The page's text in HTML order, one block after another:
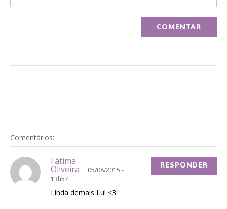
Comentários:
Fátima
Oliveira
05/08/2015 -
13h57
Linda demais Lu! <3
RESPONDER